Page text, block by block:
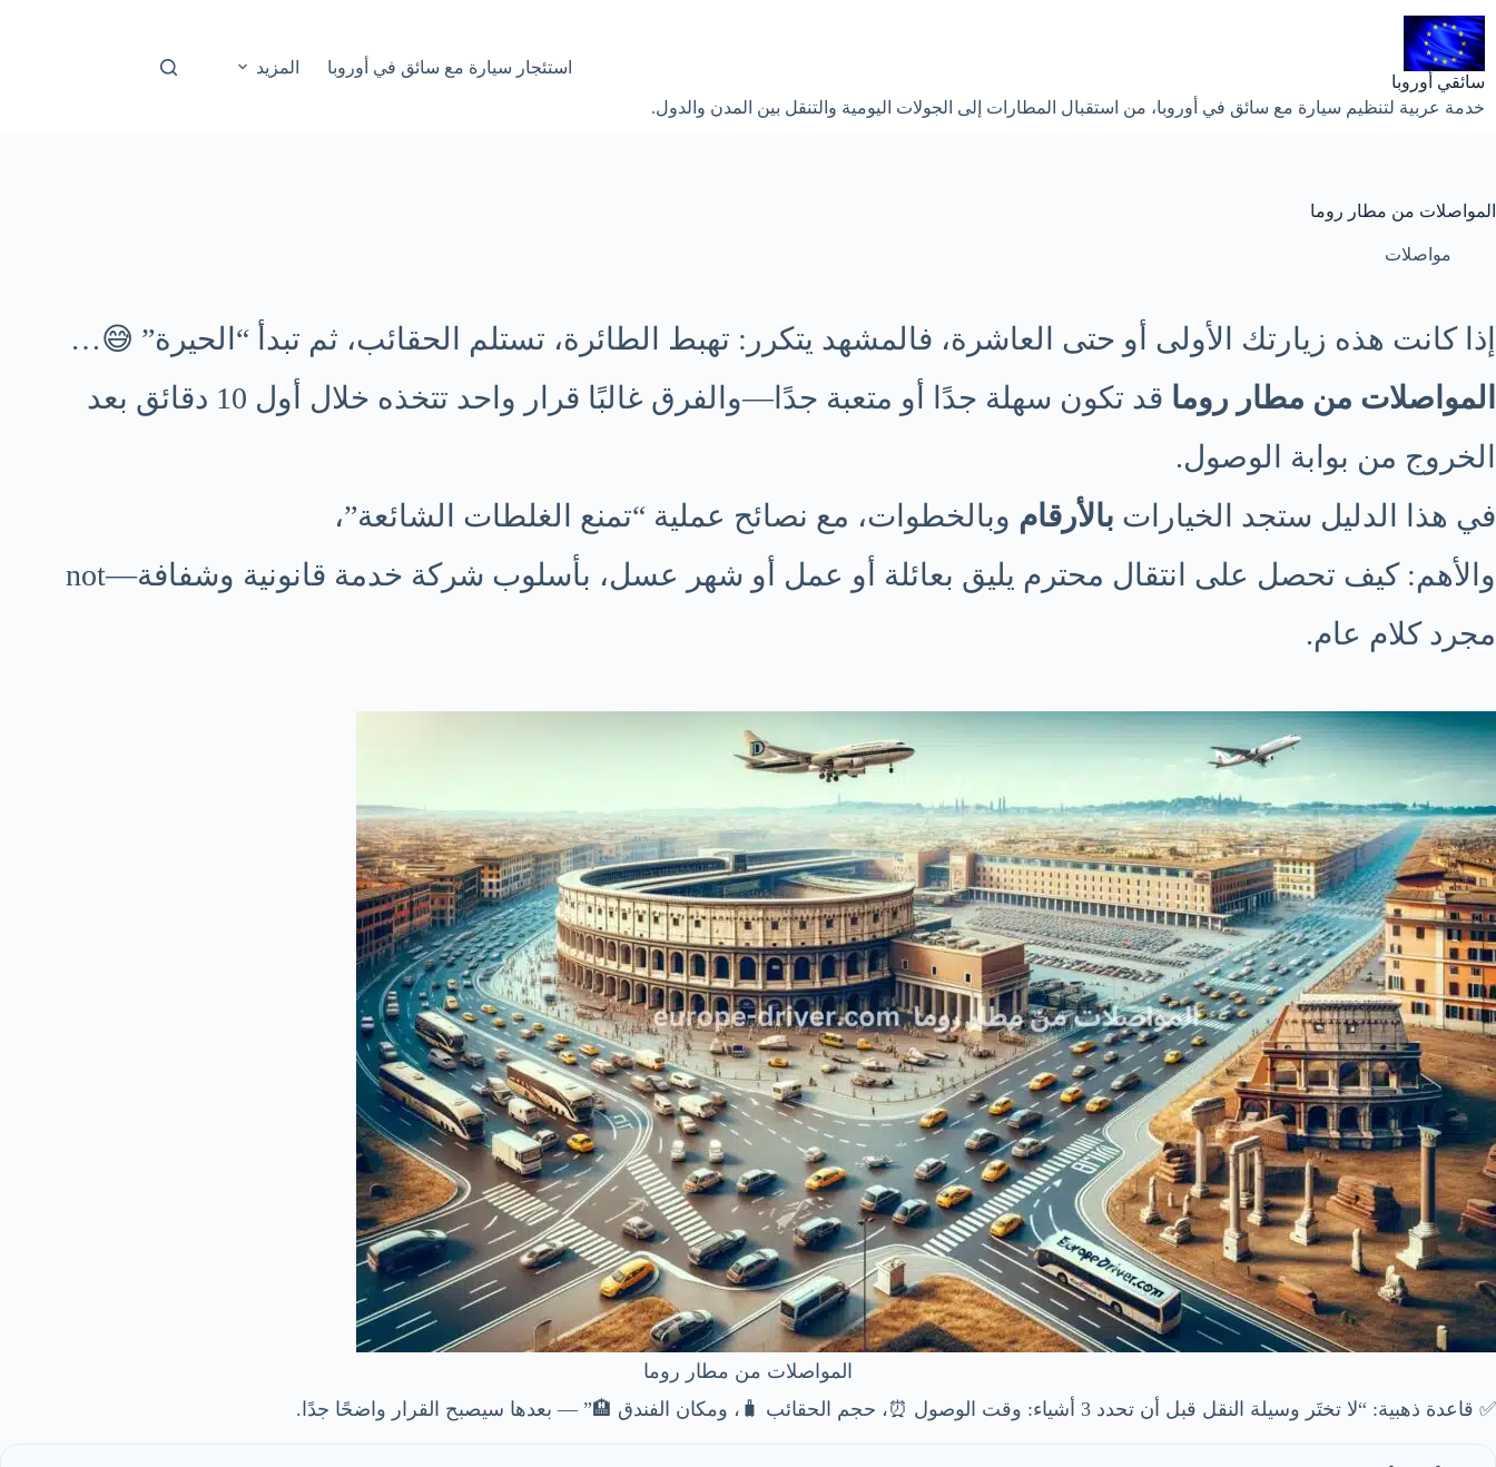
إلى
المحتوى
سائقي أوروبا
خدمة عربية لتنظيم سيارة مع سائق في أوروبا، من استقبال المطارات إلى الجولات اليومية والتنقل بين المدن والدول.
استئجار سيارة مع سائق في أوروبا المزيد
المواصلات من مطار روما
مواصلات
إذا كانت هذه زيارتك الأولى أو حتى العاشرة، فالمشهد يتكرر: تهبط الطائرة، تستلم الحقائب، ثم تبدأ “الحيرة” 😅…
المواصلات من مطار روما
قد تكون سهلة جدًا أو متعبة جدًا—والفرق غالبًا قرار واحد تتخذه خلال أول 10 دقائق بعد
الخروج من بوابة الوصول.
في هذا الدليل ستجد الخيارات بالأرقام وبالخطوات، مع نصائح عملية “تمنع الغلطات الشائعة”،
والأهم: كيف تحصل على انتقال محترم يليق بعائلة أو عمل أو شهر عسل، بأسلوب شركة خدمة قانونية وشفافة—not
مجرد كلام عام.
المواصلات من مطار روما
✅ قاعدة ذهبية: “لا تختَر وسيلة النقل قبل أن تحدد 3 أشياء: وقت الوصول ⏰، حجم الحقائب 🧳، ومكان الفندق 🏨” — بعدها سيصبح القرار واضحًا جدًا.